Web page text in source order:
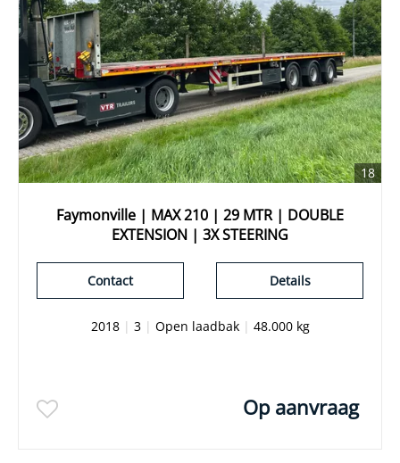
18
Faymonville | MAX 210 | 29 MTR | DOUBLE
EXTENSION | 3X STEERING
Details
Contact
2018| 3| Open laadbak| 48.000 kg
Op aanvraag